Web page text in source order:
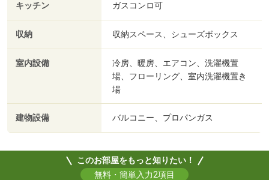
キッチン ガスコンロ可
収納 収納スペース、シューズボックス
室内設備
冷房、暖房、エアコン、洗濯機置
場、フローリング、室内洗濯機置き
場
建物設備 バルコニー、プロパンガス
このお部屋をもっと知りたい！
無料・簡単入力2項目